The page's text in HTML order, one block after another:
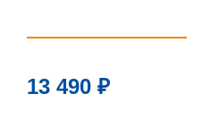
13 490 ₽